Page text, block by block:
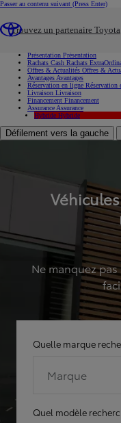
Passer au contenu suivant (Press Enter)
Trouvez un partenaire Toyota
Présentation Présentation
Rachats Cash Rachats
Offres & Actualités Offres &
Avantages Avantages
Réservation en ligne Réservation
Livraison Livraison
Financement Financement
Assurance Assurance
Hybride Hybride
Défilement vers la gauche
Ne manquez
Quelle marque
Marque
Quel modèle